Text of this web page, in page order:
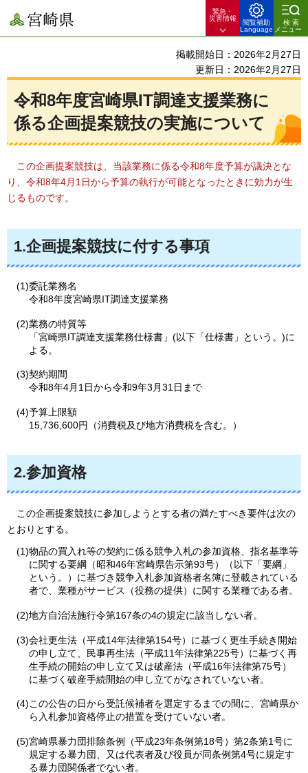
宮崎県
緊急・
災害情報
閲覧補助
Language
検索
メニュー
掲載開始日：2026年2月27日
更新日：2026年2月27日
令和8年度宮崎県IT調達支援業務に
係る企画提案競技の実施について
この企画提案競技は 、当該業務に係る令和8年度予算が議決とな
り、令和8年4月1日から予算の執行が可能となったときに効力が生
じるものです。
1.企画提案競技に付する事項
(1)委託業務名
令和8年度宮崎県IT調達支援業務
(2)業務の特質等
「宮崎県IT調達支援業務仕様書」(以下「仕様書」という。)に
よる。
(3)契約期間
令和8年4月1日から令和9年3月31日まで
(4)予算上限額
15,736,600円（消費税及び地方消費税を含む。）
2.参加資格
この企画提案競技に参加しようとする者の満たすべき要件は次の
とおりとする。
(1)物品の買入れ等の契約に係る競争入札の参加資格、指名基準等
に関する要綱（昭和46年宮崎県告示第93号）（以下「要綱」
という。）に基づき競争入札参加資格者名簿に登載されている
者で、業種がサービス（役務の提供）に関する業種である者。
(2)地方自治法施行令第167条の4の規定に該当しない者。
(3)会社更生法（平成14年法律第154号）に基づく更生手続き開始
の申し立て、民事再生法（平成11年法律第225号）に基づく再
生手続の開始の申し立て又は破産法（平成16年法律第75号）
に基づく破産手続開始の申し立てがなされていない者。
(4)この公告の日から受託候補者を選定するまでの間に、宮崎県か
ら入札参加資格停止の措置を受けていない者。
(5)宮崎県暴力団排除条例（平成23年条例第18号）第2条第1号に
規定する暴力団、又は代表者及び役員が同条例第4号に規定す
る暴力団関係者でない者。